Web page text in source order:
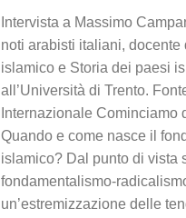
Intervista a Massimo
noti arabisti italiani, docente
islamico e Storia dei paesi
all’Università di Trento.
Internazionale Cominciamo
Quando e come nasce il
islamico? Dal punto di vista
fondamentalismo-
un’estremizzazione delle